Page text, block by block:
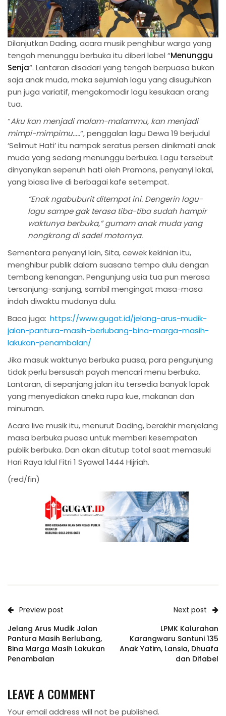
Dilanjutkan Dading, acara musik penghibur warga yang
tengah menunggu berbuka itu diberi label “Menunggu
Senja“. Lantaran disadari yang tengah berpuasa bukan
saja anak muda, maka sejumlah lagu yang disuguhkan
pun juga variatif, mengakomodir lagu kesukaan orang
tua.
“Aku kan menjadi malam-malammu, kan menjadi
mimpi-mimpimu…..“, penggalan lagu Dewa 19 berjudul
‘Selimut Hati’ itu nampak seratus persen dinikmati anak
muda yang sedang menunggu berbuka. Lagu tersebut
dinyanyikan sepenuh hati oleh Pramons, penyanyi lokal,
yang biasa live di berbagai kafe setempat.
“Enak ngabuburit ditempat ini. Dengerin lagu-
lagu sampe gak terasa tiba-tiba sudah hampir
waktunya berbuka,” gumam anak muda yang
nongkrong di sadel motornya.
Sementara penyanyi lain, Sita, cewek kekinian itu,
menghibur publik dalam suasana tempo dulu dengan
tembang kenangan. Pengunjung usia tua pun merasa
tersanjung-sanjung, sambil mengingat masa-masa
indah diwaktu mudanya dulu.
Baca juga: https://www.gugat.id/jelang-arus-mudik-
jalan-pantura-masih-berlubang-bina-marga-masih-
lakukan-penambalan/
Jika masuk waktunya berbuka puasa, para pengunjung
tidak perlu bersusah payah mencari menu berbuka.
Lantaran, di sepanjang jalan itu tersedia banyak lapak
yang menyediakan aneka rupa kue, makanan dan
minuman.
Acara live musik itu, menurut Dading, berakhir menjelang
masa berbuka puasa untuk memberi kesempatan
publik berbuka. Dan akan ditutup total saat memasuki
Hari Raya Idul Fitri 1 Syawal 1444 Hijriah.
(red/fin)
Preview post
Jelang Arus Mudik Jalan
Pantura Masih Berlubang,
Bina Marga Masih Lakukan
Penambalan
Next post
LPMK Kalurahan
Karangwaru Santuni 135
Anak Yatim, Lansia, Dhuafa
dan Difabel
LEAVE A COMMENT
Your email address will not be published.